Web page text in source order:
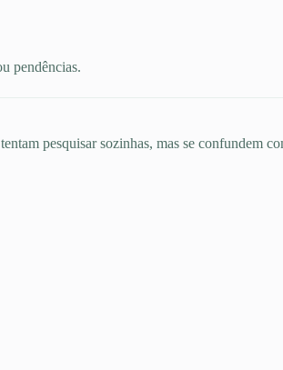
pendências.
pesquisar sozinhas, mas se confundem